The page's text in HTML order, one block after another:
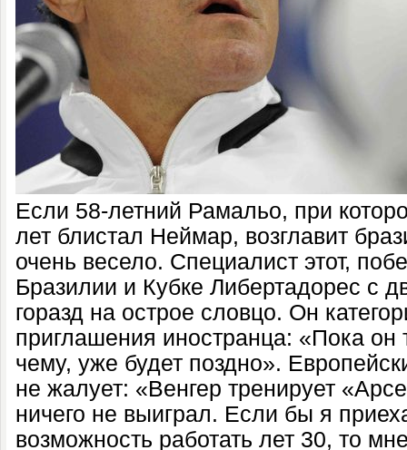
Если 58-летний Рамальо, при
лет блистал Неймар, возглавит
очень весело. Специалист этот,
Бразилии и Кубке Либертадорес с
горазд на острое словцо. Он
приглашения иностранца: «Пока он
чему, уже будет поздно».
не жалует: «Венгер тренирует
ничего не выиграл. Если бы я
возможность работать лет 30, то